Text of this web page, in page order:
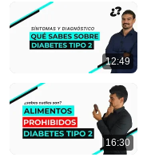
12:49
16:30